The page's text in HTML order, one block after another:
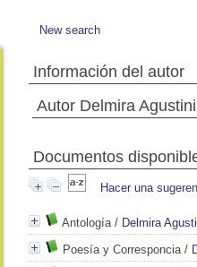
New search
Información del autor
Autor Delmira
Documentos
Hacer una
Antología/ Delmira
Poesía y Corresponcia/